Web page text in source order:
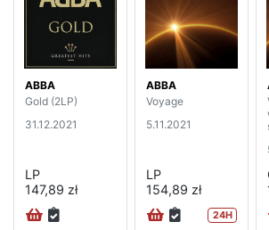
ABBA
Gold (2LP)
31.12.2021
LP
147,89 zł
ABBA
Voyage
5.11.2021
LP
154,89 zł
24H